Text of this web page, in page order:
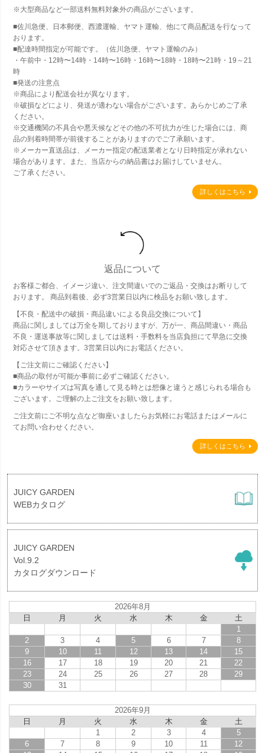
※大型商品など一部送料無料対象外の商品がございます。
■佐川急便、日本郵便、西濃運輸、ヤマト運輸、他にて商品配送を行なって
おります。
■配達時間指定が可能です。（佐川急便、ヤマト運輸のみ）
・午前中・12時〜14時・14時〜16時・16時〜18時・18時〜21時・19～21
時
■発送の注意点
※商品により配送会社が異なります。
※破損などにより、発送が適わない場合がございます。あらかじめご了承
ください。
※交通機関の不具合や悪天候などその他の不可抗力が生じた場合には、商
品の到着時間帯が前後することがありますのでご了承願います。
※メーカー直送品は、メーカー指定の配送業者となり日時指定が承れない
場合があります。また、当店からの納品書はお届けしていません。
ご了承ください。
詳しくはこちら
返品について
お客様ご都合、イメージ違い、注文間違いでのご返品・交換はお断りして
おります。 商品到着後、必ず3営業日以内に検品をお願い致します。
【不良・配送中の破損・商品違いによる良品交換について】
商品に関しましては万全を期しておりますが、万が一、商品間違い・商品
不良・運送事故等に関しましては送料・手数料を当店負担にて早急に交換
対応させて頂きます。3営業日以内にお電話ください。
【ご注文前にご確認ください】
■商品の取付が可能か事前に必ずご確認ください。
■カラーやサイズは写真を通して見る時とは想像と違うと感じられる場合も
ございます。ご理解の上ご注文をお願い致します。
ご注文前にご不明な点など御座いましたらお気軽にお電話またはメールに
てお問い合わせください。
詳しくはこちら
JUICY GARDEN
WEBカタログ
JUICY GARDEN
Vol.9.2
カタログダウンロード
2026年8月
日
月 火 水 木 金
土
1
2
3 4 5 6 7
8
9
10 11 12 13 14
15
16
17 18 19 20 21
22
23
24 25 26 27 28
29
30
31
2026年9月
日
月 火 水 木 金
土
1
2 3 4
5
6
7 8 9 10 11
12